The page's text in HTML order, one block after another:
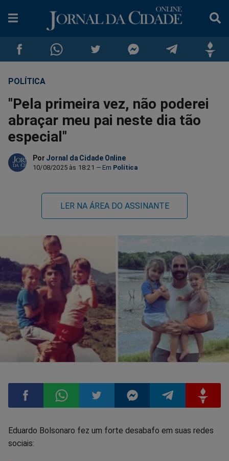
Compartilhar
no
Facebook
Compartilhar
no
Whatsapp
no
no
no
no
POLÍTICA
"Pela primeira vez, não poderei
abraçar meu pai neste dia tão
especial"
Por Jornal da Cidade Online
10/08/2025 às 18:21 Política
LER NA ÁREA DO ASSINANTE
CompartilharCompartilharCompartilharCompartilharCompartilhar
Eduardo Bolsonaro fez um forte desabafo em suas redes
sociais: